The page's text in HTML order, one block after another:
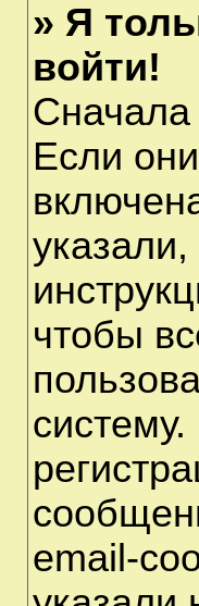
» Я
войти!
Сначала
Если
чтобы
email-